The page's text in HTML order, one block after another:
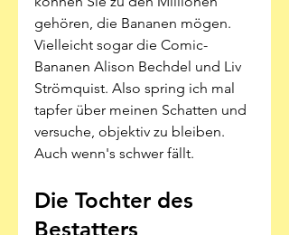
gehören, die Bananen mögen.
Vielleicht sogar die Comic-
Bananen Alison Bechdel und Liv
Strömquist. Also spring ich mal
tapfer über meinen Schatten und
versuche, objektiv zu bleiben.
Auch wenn's schwer fällt.
Die Tochter des
Bestatters